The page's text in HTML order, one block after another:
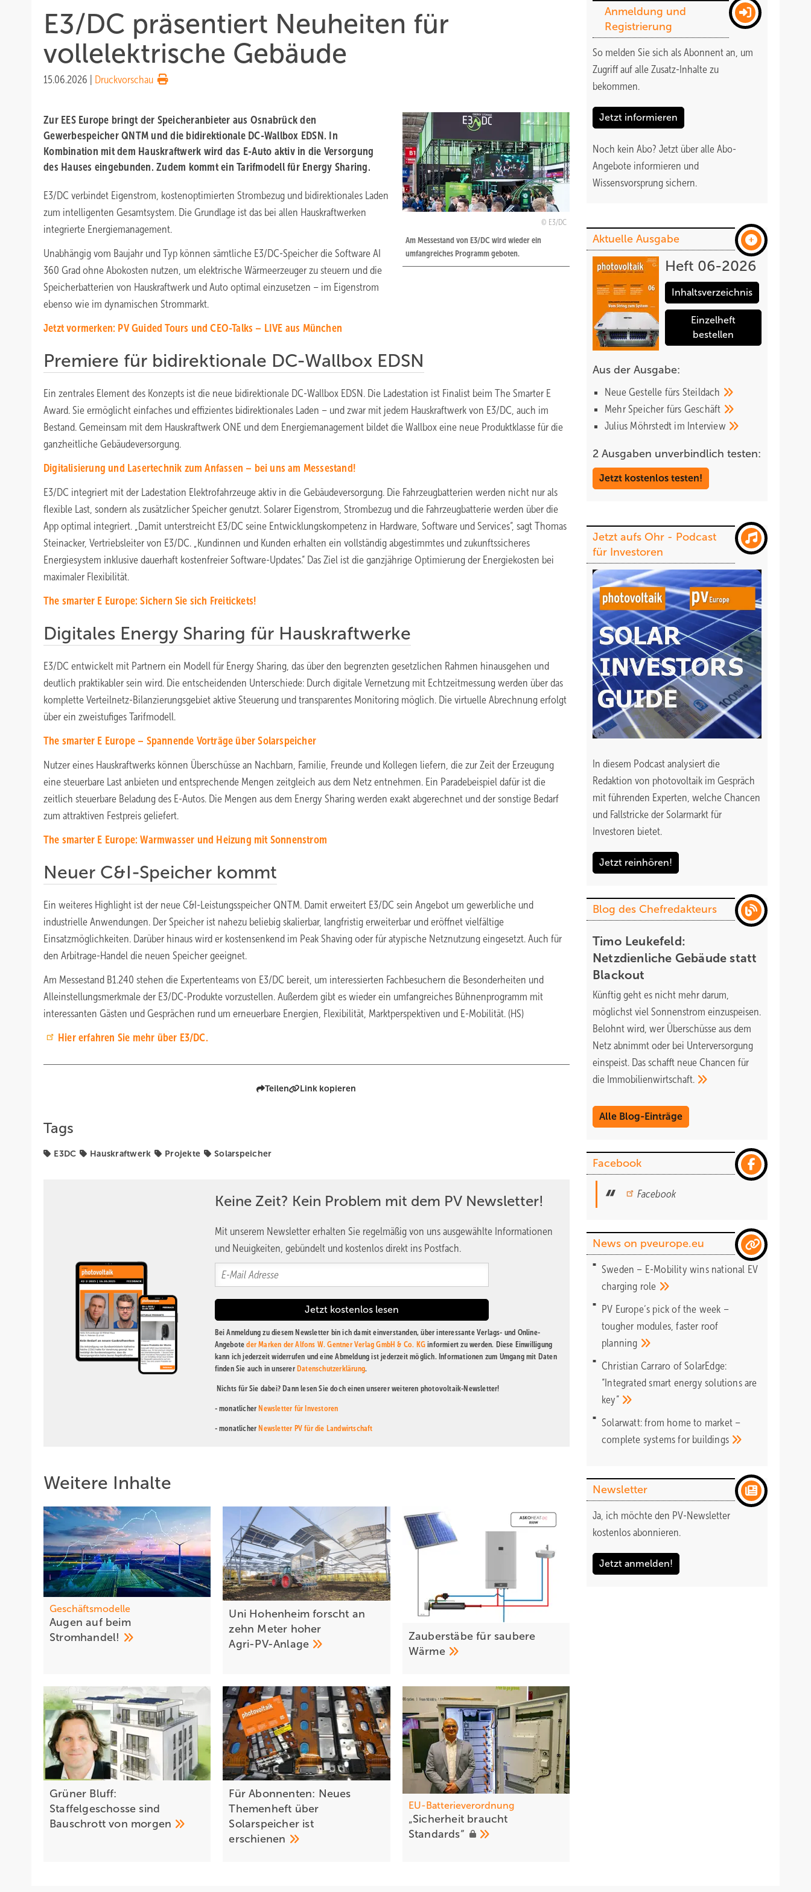
E3/DC präsentiert Neuheiten für
vollelektrische Gebäude
15.06.2026 Druckvorschau
E3/DC
Am Messestand von E3/DC wird wieder ein
umfangreiches Programm geboten.
Zur EES Europe bringt der Speicheranbieter aus Osnabrück den
Gewerbespeicher QNTM und die bidirektionale DC-Wallbox EDSN. In
Kombination mit dem Hauskraftwerk wird das E-Auto aktiv in die Versorgung
des Hauses eingebunden. Zudem kommt ein Tarifmodell für Energy Sharing.
E3/DC verbindet Eigenstrom, kostenoptimierten Strombezug und bidirektionales Laden
zum intelligenten Gesamtsystem. Die Grundlage ist das bei allen Hauskraftwerken
integrierte Energiemanagement.
Unabhängig vom Baujahr und Typ können sämtliche E3/DC-Speicher die Software AI
360 Grad ohne Abokosten nutzen, um elektrische Wärmeerzeuger zu steuern und die
Speicherbatterien von Hauskraftwerk und Auto optimal einzusetzen – im Eigenstrom
ebenso wie im dynamischen Strommarkt.
Jetzt vormerken: PV Guided Tours und CEO-Talks – LIVE aus München
Premiere für bidirektionale DC-Wallbox EDSN
Ein zentrales Element des Konzepts ist die neue bidirektionale DC-Wallbox EDSN. Die Ladestation ist Finalist beim The Smarter E
Award. Sie ermöglicht einfaches und effizientes bidirektionales Laden – und zwar mit jedem Hauskraftwerk von E3/DC, auch im
Bestand. Gemeinsam mit dem Hauskraftwerk ONE und dem Energiemanagement bildet die Wallbox eine neue Produktklasse für die
ganzheitliche Gebäudeversorgung.
Digitalisierung und Lasertechnik zum Anfassen – bei uns am Messestand!
E3/DC integriert mit der Ladestation Elektrofahrzeuge aktiv in die Gebäudeversorgung. Die Fahrzeugbatterien werden nicht nur als
flexible Last, sondern als zusätzlicher Speicher genutzt. Solarer Eigenstrom, Strombezug und die Fahrzeugbatterie werden über die
App optimal integriert. „Damit unterstreicht E3/DC seine Entwicklungskompetenz in Hardware, Software und Services“, sagt Thomas
Steinacker, Vertriebsleiter von E3/DC. „Kundinnen und Kunden erhalten ein vollständig abgestimmtes und zukunftssicheres
Energiesystem inklusive dauerhaft kostenfreier Software-Updates.“ Das Ziel ist die ganzjährige Optimierung der Energiekosten bei
maximaler Flexibilität.
The smarter E Europe: Sichern Sie sich Freitickets!
Digitales Energy Sharing für Hauskraftwerke
E3/DC entwickelt mit Partnern ein Modell für Energy Sharing, das über den begrenzten gesetzlichen Rahmen hinausgehen und
deutlich praktikabler sein wird. Die entscheidenden Unterschiede: Durch digitale Vernetzung mit Echtzeitmessung werden über das
komplette Verteilnetz-Bilanzierungsgebiet aktive Steuerung und transparentes Monitoring möglich. Die virtuelle Abrechnung erfolgt
über ein zweistufiges Tarifmodell.
The smarter E Europe – Spannende Vorträge über Solarspeicher
Nutzer eines Hauskraftwerks können Überschüsse an Nachbarn, Familie, Freunde und Kollegen liefern, die zur Zeit der Erzeugung
eine steuerbare Last anbieten und entsprechende Mengen zeitgleich aus dem Netz entnehmen. Ein Paradebeispiel dafür ist die
zeitlich steuerbare Beladung des E-Autos. Die Mengen aus dem Energy Sharing werden exakt abgerechnet und der sonstige Bedarf
zum attraktiven Festpreis geliefert.
The smarter E Europe: Warmwasser und Heizung mit Sonnenstrom
Neuer C&I-Speicher kommt
Ein weiteres Highlight ist der neue C&I-Leistungsspeicher QNTM. Damit erweitert E3/DC sein Angebot um gewerbliche und
industrielle Anwendungen. Der Speicher ist nahezu beliebig skalierbar, langfristig erweiterbar und eröffnet vielfältige
Einsatzmöglichkeiten. Darüber hinaus wird er kostensenkend im Peak Shaving oder für atypische Netznutzung eingesetzt. Auch für
den Arbitrage-Handel die neuen Speicher geeignet.
Am Messestand B1.240 stehen die Expertenteams von E3/DC bereit, um interessierten Fachbesuchern die Besonderheiten und
Alleinstellungsmerkmale der E3/DC-Produkte vorzustellen. Außerdem gibt es wieder ein umfangreiches Bühnenprogramm mit
interessanten Gästen und Gesprächen rund um erneuerbare Energien, Flexibilität, Marktperspektiven und E-Mobilität. (HS)
Hier erfahren Sie mehr über E3/DC.
Teilen Link kopieren
Tags
E3DC Hauskraftwerk Projekte Solarspeicher
Keine Zeit? Kein Problem mit dem PV Newsletter!
Mit unserem Newsletter erhalten Sie regelmäßig von uns ausgewählte Informationen
und Neuigkeiten, gebündelt und kostenlos direkt ins Postfach.
Bei Anmeldung zu diesem Newsletter bin ich damit einverstanden, über interessante Verlags- und Online-
Angeboteder Marken der Alfons W. Gentner Verlag GmbH & Co. KG informiert zu werden. Diese Einwilligung
kann ich jederzeit widerrufen und eine Abmeldung ist jederzeit möglich. Informationen zum Umgang mit Daten
finden Sie auch in unserer Datenschutzerklärung.
Nichts für Sie dabei? Dann lesen Sie doch einen unserer weiteren photovoltaik-Newsletter!
- monatlicher Newsletter für Investoren
- monatlicher Newsletter PV für die Landwirtschaft
Weitere Inhalte
Geschäftsmodelle
Augen auf bei m
Stromhandel!
Uni Hohenheim forscht an
zehn Meter hoher
Agri-PV-Anlage
Zauberstäbe für saubere
Wärme
Grüner Bluff:
Staffelgeschosse sind
Bauschrott von morgen
Für Abonnenten: Neues
Themenheft über
Solarspeicher ist
erschienen
EU-Batterieverordnung
„Sic herheit braucht
Standards“
Anmeldung und
Registrierung
So melden Sie sich als Abonnent an, um
Zugriff auf alle Zusatz-Inhalte zu
bekommen.
Jetzt informieren
Noch kein Abo? Jetzt über alle Abo-
Angebote informieren und
Wissensvorsprung sichern.
Aktuelle Ausgabe
Heft 06-2026
Inhaltsverzeichnis
Einzelheft
bestellen
Aus der Ausgabe:
Neue Gestelle fürs Steildach
Mehr Speicher fürs Geschäft
Julius Möhrstedt im Interview
2 Ausgaben unverbindlich testen:
Jetzt kostenlos testen!
Jetzt aufs Ohr - Podcast
für Investoren
In diesem Podcast analysiert die
Redaktion von photovoltaik im Gespräch
mit führenden Experten, welche Chancen
und Fallstricke der Solarmarkt für
Investoren bietet.
Jetzt reinhören!
Blog des Chefredakteurs
Timo Leukefeld:
Netzdienliche Gebäude statt
Blackout
Künftig geht es nicht mehr darum,
möglichst viel Sonnenstrom einzuspeisen.
Belohnt wird, wer Überschüsse aus dem
Netz abnimmt oder bei Unterversorgung
einspeist. Das schafft neue Chancen für
die Immobilienwirtschaft.
Alle Blog-Einträge
Facebook
Facebook
News on pveurope.eu
Sweden – E-Mobility wins national EV
charging role
PV Europe‘s pick of the week –
tougher modules, faster roof
planning
Christian Carraro of SolarEdge:
“Integrated smart energy solutions are
key”
Solarwatt: from home to market –
complete systems for buildings
Newsletter
Ja, ich möchte den PV-Newsletter
kostenlos abonnieren.
Jetzt anmelden!